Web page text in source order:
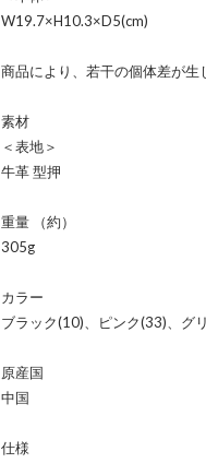
W19.7×H10.3×D5(cm)
商品により、若干の個体差が生
素材
＜表地＞
牛革 型押
重量 （約）
305g
カラー
ブラック(10)、ピンク(33)、グ
原産国
中国
仕様